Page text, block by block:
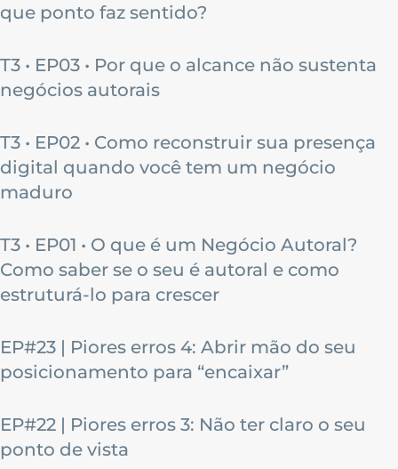
que ponto faz sentido?
T3 • EP03 • Por que o alcance não sustenta
negócios autorais
T3 • EP02 • Como reconstruir sua presença
digital quando você tem um negócio
maduro
T3 • EP01 • O que é um Negócio Autoral?
Como saber se o seu é autoral e como
estruturá-lo para crescer
EP#23 | Piores erros 4: Abrir mão do seu
posicionamento para “encaixar”
EP#22 | Piores erros 3: Não ter claro o seu
ponto de vista